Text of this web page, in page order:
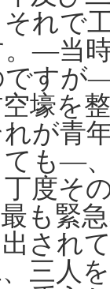
れで
―当
すが
壕を
が青
も―
度そ
も緊
され
三人